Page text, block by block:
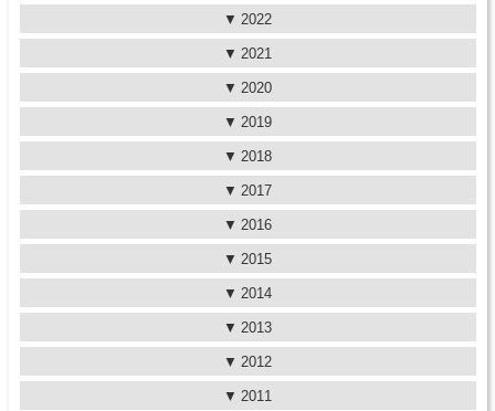
2022
2021
2020
2019
2018
2017
2016
2015
2014
2013
2012
2011